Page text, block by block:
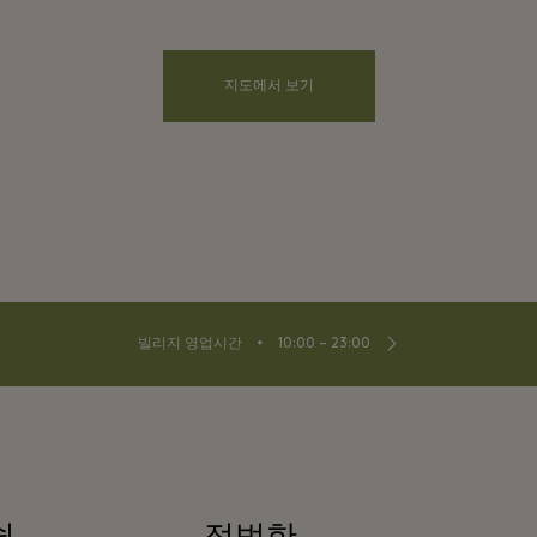
지도에서 보기
빌리지 영업시간 ⬩ 10:00 – 23:00